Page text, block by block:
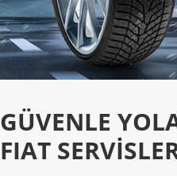
GÜVENLE
FIAT